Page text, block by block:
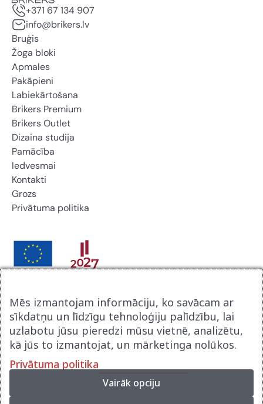
+371 67 134 907
info@brikers.lv
Bruģis
Žoga bloki
Apmales
Pakāpieni
Labiekārtošana
Brikers Premium
Brikers Outlet
Dizaina studija
Pamācība
Iedvesmai
Kontakti
Grozs
Privātuma politika
Brikers Latvija SIA noslēdza līgumu ar Latvijas
Investīcijas un attīstības aģentūru par atbalsta procesu
digitalizācijai komercdarbībā. Līguma nr 9.2-17-N-
2025/2915. Tā rezultātā tika izveidot jauna uzņēmuma
mājas lapa www.brikerspremium.lv . Projekts tika
realizēts Eiropas atveseļošanās fonda ietvaros.
Mēs izmantojam informāciju, ko savācam ar
sīkdatņu un līdzīgu tehnoloģiju palīdzību, lai
uzlabotu jūsu pieredzi mūsu vietnē, analizētu,
kā jūs to izmantojat, un mārketinga nolūkos.
Privātuma politika
Vairāk opciju